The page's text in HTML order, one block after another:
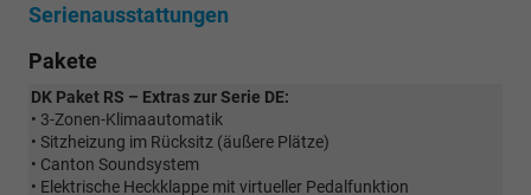
Serienausstattungen
Pakete
DK Paket RS – Extras zur Serie DE:
• 3-Zonen-Klimaautomatik
• Sitzheizung im Rücksitz (äußere Plätze)
• Canton Soundsystem
• Elektrische Heckklappe mit virtueller Pedalfunktion